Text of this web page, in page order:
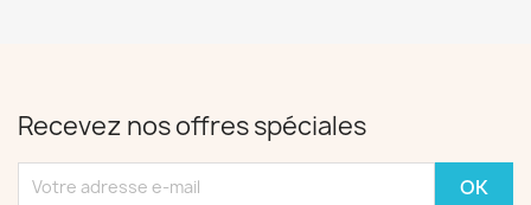
Recevez nos offres spéciales